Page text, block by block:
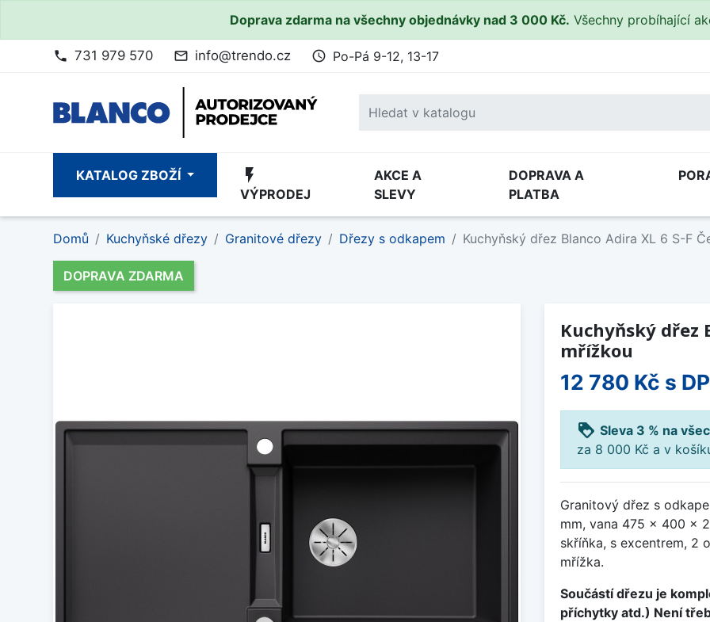
Doprava zdarma na všechny objednávky nad 3 000 Kč. Všechny probíhající
phone 731 979 570 mail_outline info@trendo.cz access_time Po-Pá 9-12, 13-17
KATALOG ZBOŽÍ flash_on
VÝPRODEJ
AKCE A
SLEVY
DOPRAVA A
PLATBA
Domů Kuchyňské dřezy Granitové dřezy Dřezy s odkapem Kuchyňský dřez Blanco Adira XL 6 S-F
DOPRAVA ZDARMA
Kuchyňský dřez
mřížkou
12 780 Kč s
loyalty Sleva 3 % na
za 8 000 Kč a v
Granitový dřez s
mm, vana 475 x 400 x
skříňka, s excentrem, 2
mřížka.
Součástí dřezu je
příchytky atd.) Není